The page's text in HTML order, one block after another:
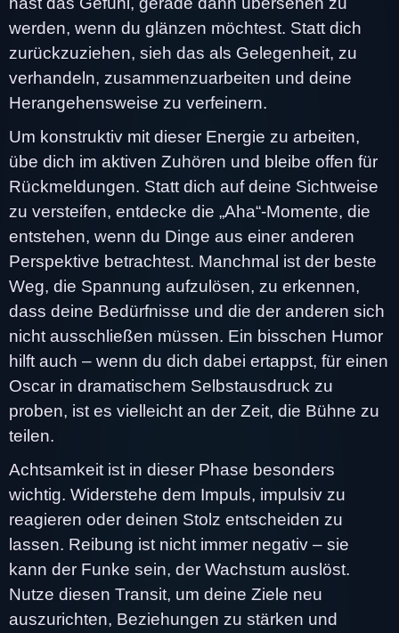
werden, wenn du glänzen möchtest. Statt dich
zurückzuziehen, sieh das als Gelegenheit, zu
verhandeln, zusammenzuarbeiten und deine
Herangehensweise zu verfeinern.
Um konstruktiv mit dieser Energie zu arbeiten,
übe dich im aktiven Zuhören und bleibe offen für
Rückmeldungen. Statt dich auf deine Sichtweise
zu versteifen, entdecke die „Aha“-Momente, die
entstehen, wenn du Dinge aus einer anderen
Perspektive betrachtest. Manchmal ist der beste
Weg, die Spannung aufzulösen, zu erkennen,
dass deine Bedürfnisse und die der anderen sich
nicht ausschließen müssen. Ein bisschen Humor
hilft auch – wenn du dich dabei ertappst, für einen
Oscar in dramatischem Selbstausdruck zu
proben, ist es vielleicht an der Zeit, die Bühne zu
teilen.
Achtsamkeit ist in dieser Phase besonders
wichtig. Widerstehe dem Impuls, impulsiv zu
reagieren oder deinen Stolz entscheiden zu
lassen. Reibung ist nicht immer negativ – sie
kann der Funke sein, der Wachstum auslöst.
Nutze diesen Transit, um deine Ziele neu
auszurichten, Beziehungen zu stärken und